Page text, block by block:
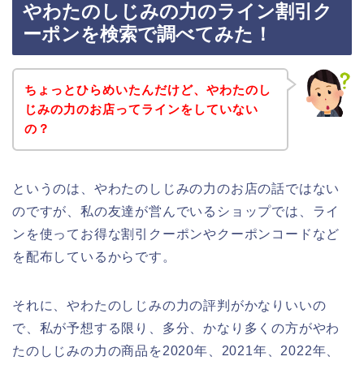
やわたのしじみの力のライン割引ク
ーポンを検索で調べてみた！
ちょっとひらめいたんだけど、やわたのし
じみの力のお店ってラインをしていない
の？
というのは、やわたのしじみの力のお店の話ではない
のですが、私の友達が営んでいるショップでは、ライ
ンを使ってお得な割引クーポンやクーポンコードなど
を配布しているからです。
それに、やわたのしじみの力の評判がかなりいいの
で、私が予想する限り、多分、かなり多くの方がやわ
たのしじみの力の商品を2020年、2021年、2022年、